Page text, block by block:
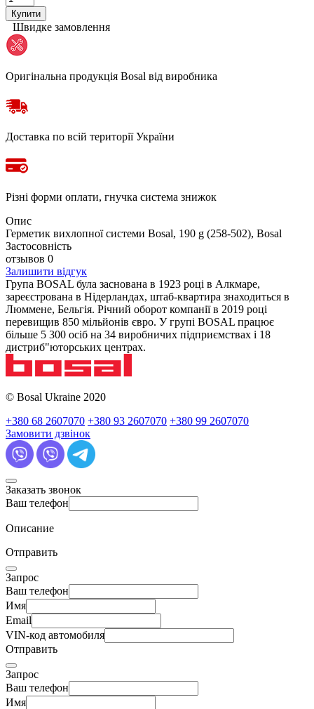
Купити
Швидке замовлення
Оригінальна продукція Bosal від виробника
Доставка по всій території України
Різні форми оплати, гнучка система знижок
Опис
Герметик вихлопної системи Bosal, 190 g (258-502), Bosal
Застосовність
отзывов 0
Залишити відгук
Група BOSAL була заснована в 1923 році в Алкмаре,
зареєстрована в Нідерландах, штаб-квартира знаходиться в
Люммене, Бельгія. Річний оборот компанії в 2019 році
перевищив 850 мільйонів євро. У групі BOSAL працює
більше 5 300 осіб на 34 виробничих підприємствах і 18
дистриб"юторських центрах.
© Bosal Ukraine 2020
+380 68 2607070 +380 93 2607070 +380 99 2607070
Замовити дзвінок
Заказать звонок
Ваш телефон
Описание
Отправить
Запрос
Ваш телефон
Имя
Email
VIN-код автомобиля
Отправить
Запрос
Ваш телефон
Имя